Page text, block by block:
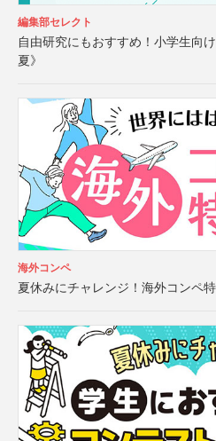
編集部セレクト
自由研究にもおすすめ！小学生向
夏》
海外コンペ
夏休みにチャレンジ！海外コンペ